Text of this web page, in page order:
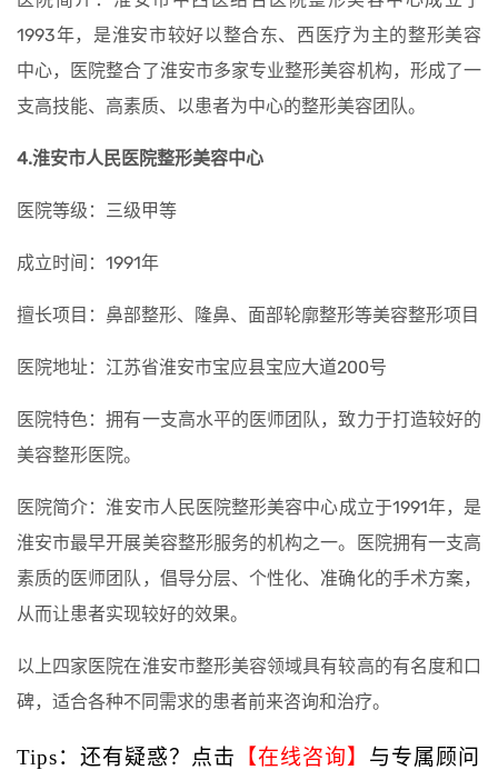
1993年，是淮安市较好以整合东、西医疗为主的整形美容
中心，医院整合了淮安市多家专业整形美容机构，形成了一
支高技能、高素质、以患者为中心的整形美容团队。
4.淮安市人民医院整形美容中心
医院等级：三级甲等
成立时间：1991年
擅长项目：鼻部整形、隆鼻、面部轮廓整形等美容整形项目
医院地址：江苏省淮安市宝应县宝应大道200号
医院特色：拥有一支高水平的医师团队，致力于打造较好的
美容整形医院。
医院简介：淮安市人民医院整形美容中心成立于1991年，是
淮安市最早开展美容整形服务的机构之一。医院拥有一支高
素质的医师团队，倡导分层、个性化、准确化的手术方案，
从而让患者实现较好的效果。
以上四家医院在淮安市整形美容领域具有较高的有名度和口
碑，适合各种不同需求的患者前来咨询和治疗。
Tips：还有疑惑？点击 【在线咨询】 与专属顾问